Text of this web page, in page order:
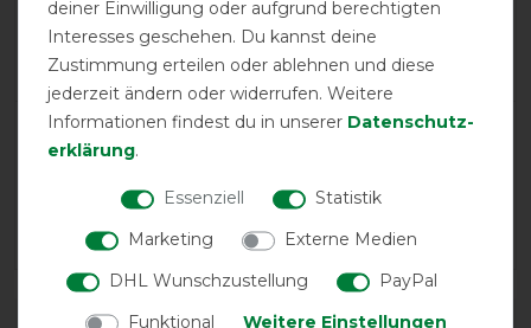
100%
Negative
0%
LATEST REVIEWS
Fleecequalität in Ordnung, eine Schnalle defekt, Nähte
teilweise unsauber
DETAILS ZUR PRODUKTSICHERHEIT
deiner Einwilligung oder aufgrund berechtigten
Interesses geschehen. Du kannst deine
Zustimmung erteilen oder ablehnen und diese
jederzeit ändern oder widerrufen. Weitere
Informationen findest du in unserer Daten­schutz­
erklärung.
Essenziell
Statistik
Marketing
Externe Medien
DHL Wunschzustellung
PayPal
Funktional
Weitere Einstellungen